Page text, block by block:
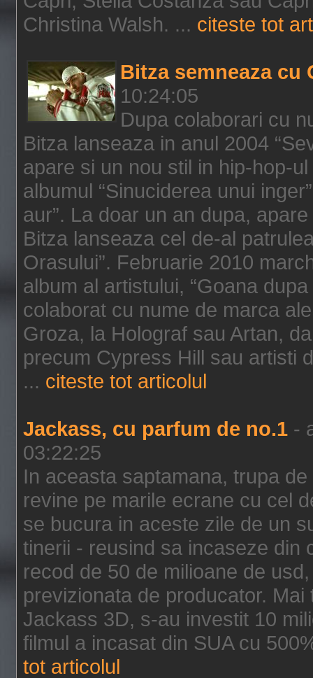
Christina Walsh. ... citeste tot
Bitza semneaza cu
10:24:05
Dupa colaborari cu
Bitza lanseaza in anul 2004
apare si un nou stil in hip-hop-
albumul “Sinuciderea unui
aur”. La doar un an dupa,
Bitza lanseaza cel de-al
Orasului”. Februarie 2010
album al artistului, “Goana
colaborat cu nume de marca
Groza, la Holograf sau Artan,
precum Cypress Hill sau artisti
... citeste tot articolul
Jackass, cu parfum de no.1 -
03:22:25
In aceasta saptamana, trupa
revine pe marile ecrane cu cel
se bucura in aceste zile de un
tinerii - reusind sa incaseze din
recod de 50 de milioane de
previzionata de producator.
Jackass 3D, s-au investit 10
filmul a incasat din SUA cu
tot articolul